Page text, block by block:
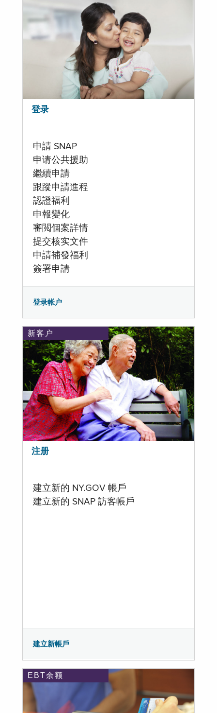
登录
申請 SNAP
申请公共援助
繼續申請
跟蹤申請進程
認證福利
申報變化
審閲個案詳情
提交核实文件
申請補發福利
簽署申請
登录帐户
新客户
注册
建立新的 NY.GOV 帳戶
建立新的 SNAP 訪客帳戶
建立新帳戶
EBT余额